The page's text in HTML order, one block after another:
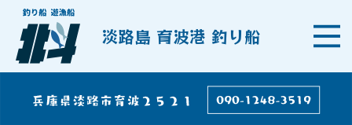
淡路島 育波港 釣り船